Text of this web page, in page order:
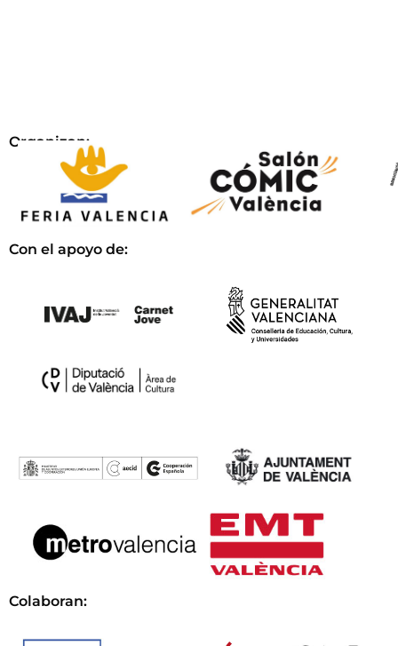
Organizan:
Con el apoyo de:
Colaboran: